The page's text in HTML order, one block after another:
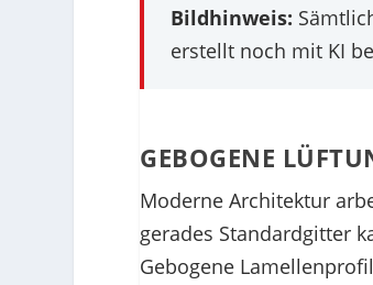
Bildhinweis:
erstellt noch mit KI
GEBOGENE
Moderne Architektur
gerades Standardgitter
Gebogene